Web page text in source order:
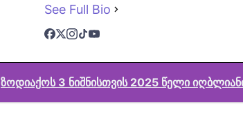
See Full Bio
ზოდიაქოს 3 ნიშნისთვის 2025 წელი